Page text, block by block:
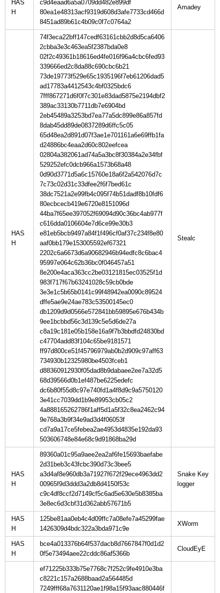
HAS
H
c9d4eaad6a5a0709dd482e899df
80ea1e48313acf9319d608d3afe7733cd466d
8451ad89b61c4b09c0f7c0764a2
HAS
H
74f3eca22bff147cedf63161cbb2d8d5ca6406
2cbba3e3c463ea5f2387bda0e8
02f2c49361b18616ed4fe016f96a4cbc6fed93
339666ed2c8da88c690cbc6b21
73de19773f529e65c1935196f7eb61206dad5
ad17783a4412543c4bf0325bdc6
7fff867271d6f0f7c301e83dad5875e2194dbf2
389ac33130b7711db7e6904bd
2eb45489a3253bd7ea77a5dc899e86a857fd
8dab45dd89de0837289d6ffc5c05
65d48ea2d891d07f3ae1e701161a6e69ffb1fa
d24886bc4eaa2d60c802eefcea
02804a382061ad74a5a3bc8f30384a2e34fbf
529252efc0dcb966a1573b68a48
0d90d3771d5a6c15760e18a6f2a542076d7c
7c73c02d31c33dfee2f6f7bed61c
38dc7521a2e99fb4c095f74b51dadf8b10fdf6
80ecbcecb419e6720e8151096d
44ba7f65ee397052f69094d90c36bc4ab977f
c616dda0106604e7d6ce99e30b3
e81eb5bcb9497a84f1f496cf0af37c234f8e80
aaf0bb179e153005592ef67321
2202c6a6673d6a90682946b94edfc8c6bac4
95997e064c62b36bc0f046457a51
8e200e4aca363cc2be03121815ec03525f1d
983f717f67b63241028c59cb0bde
3e3e1c5b65b0141c99f48942ea0090c89524
dffe5ae9e24ae783c53500145ec0
db1209d9d0566e572841bb59895e676b434b
9ee1bcbbd56c3d139c5e5d6de27a
c8a19c181e05b158e16a9f7b3bbdfd24830bd
c47704add83f104c65be9181571
ff97d800ce51f45796979ab0b2d909c97aff63
734930b12325980be4503fceb1
d88360912930f05dad8b9dabaee2ee7a32d5
68d39566d0b1ef487be6225edefc
dc6b80f55d8c97e740fd1a4f8d9c9a5750120
3e41cc7039dd1b9e89953cb05c2
4a888165262786f1aff5d1a5f32c8ea2462c94
9e768a3b9f34e9ad3d4f06053f
cd7a9a17ce5febea2ae4953d4835e192da93
503606748e84e68c9d91868ba29d
HAS
H
89360a01c95a9aee2ea2af6fe15693baefabe
2d31beb3c43fcbc390d73c3bee5
a3d4af8e960db3a71927f672f29ece4963dd2
00965f9d3ddd3a2db8d4150f53c
c9c4df8ccf2d7149cf5c6ad5e630e5b8385ba
3e8ec6d3cbf31d362abb57671b5
Snake Key
HAS
H
125be81aa0eb4c4d09ffc7a08efe7a45299fae
1426309d4bdc322a3bda971c9e
HAS
H
bce4a013376b64f537dacb8d7667847f0d1d2
0f5e73494aee22cddc86af5366b
ef71225b333b75e7768c7f252c9fe4910e3ba
c8221c157a2688baad2a564485d
7249fff68a7631120ae1f98a15f93aac880446f